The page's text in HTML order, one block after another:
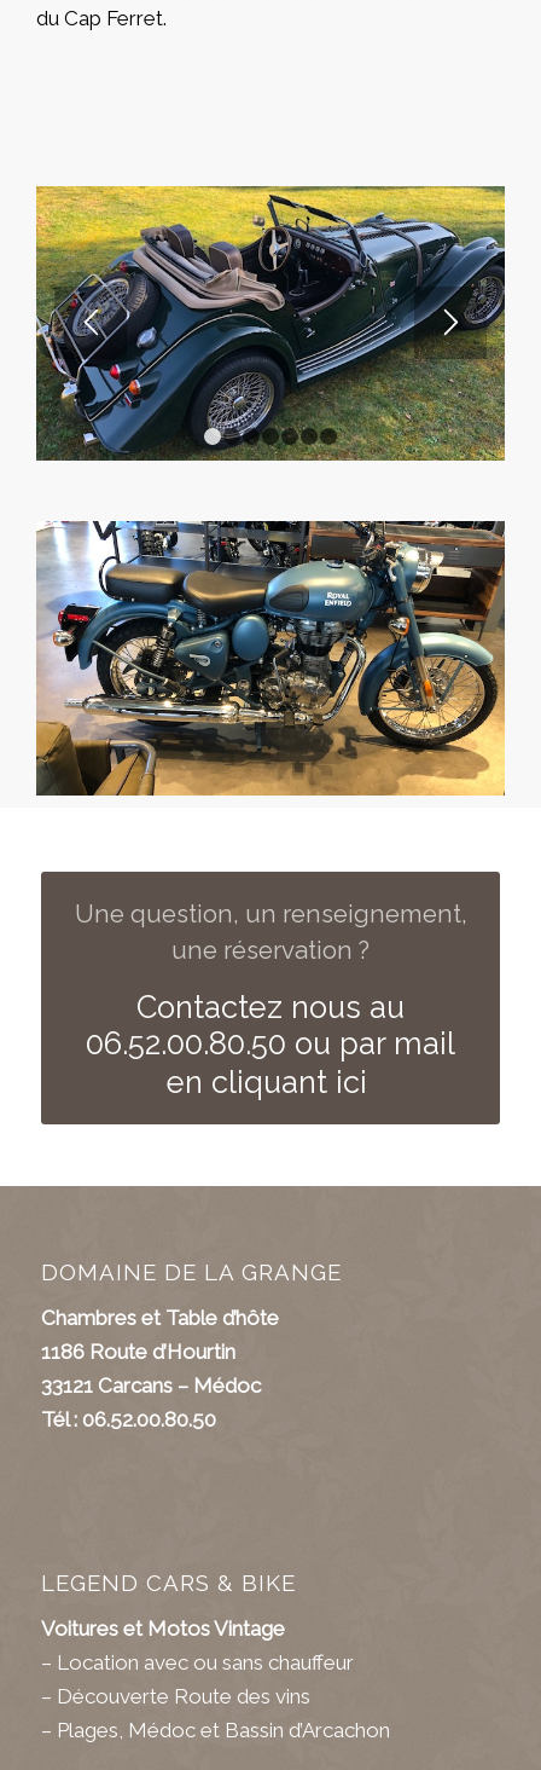
du Cap Ferret.
1 2 3 4 5 6 7
Une question, un renseignement,
une réservation ?
Contactez nous au
06.52.00.80.50 ou par mail
en cliquant ici
DOMAINE DE LA GRANGE
Chambres et Table d’hôte
1186 Route d’Hourtin
33121 Carcans – Médoc
Tél : 06.52.00.80.50
LEGEND CARS & BIKE
Voitures et Motos Vintage
– Location avec ou sans chauffeur
– Découverte Route des vins
– Plages, Médoc et Bassin d’Arcachon